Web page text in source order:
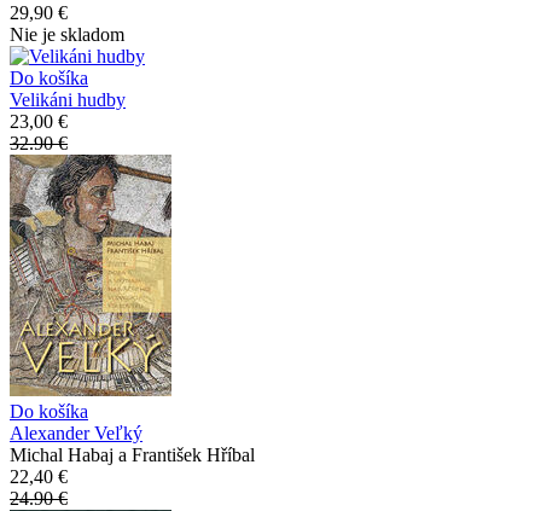
29,90 €
Nie je skladom
Do košíka
Velikáni hudby
23,00 €
32.90 €
Do košíka
Alexander Veľký
Michal Habaj a František Hříbal
22,40 €
24.90 €